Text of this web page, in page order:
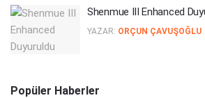
Shenmue III Enhanced
YAZAR: ORÇUN ÇAVUŞOĞLU
Popüler Haberler